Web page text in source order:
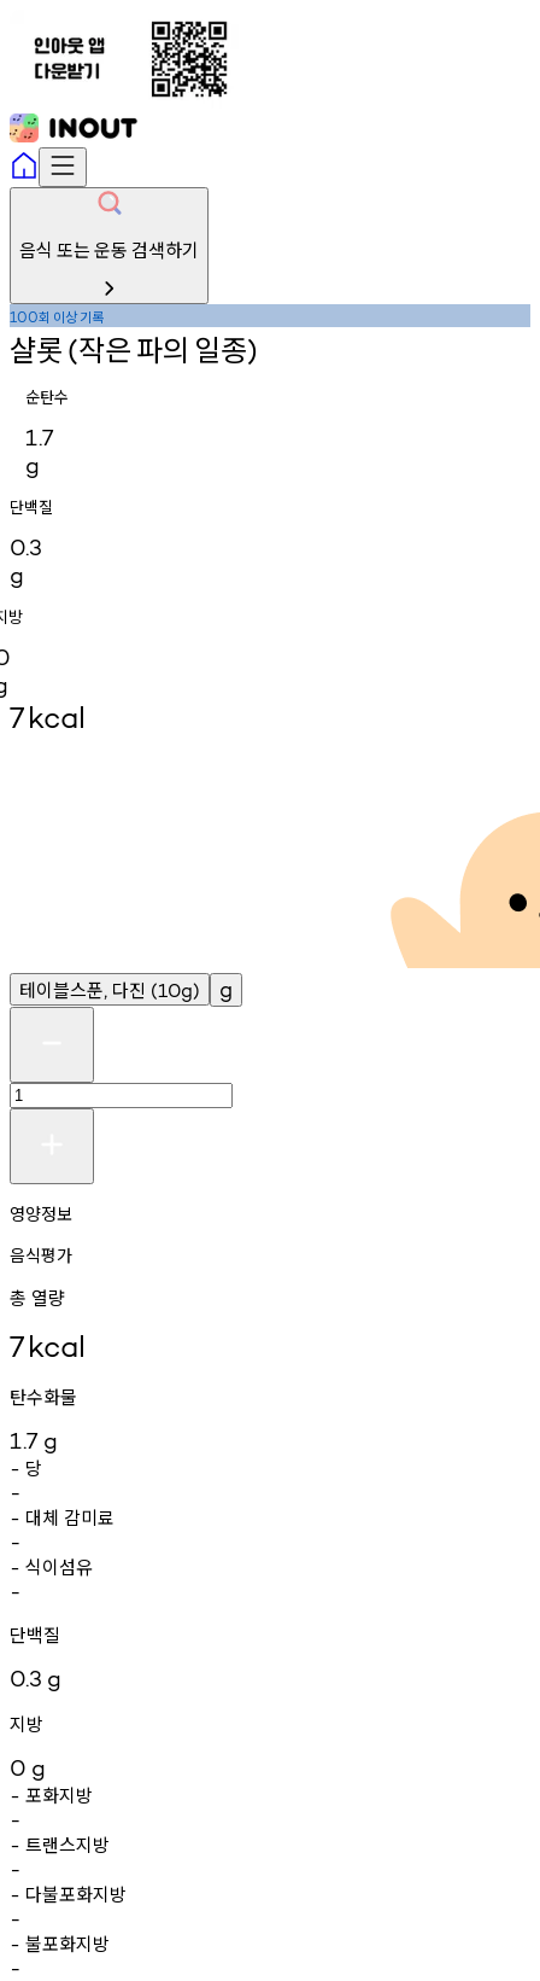
음식 또는 운동 검색하기
100회 이상기록
샬롯(작은파의 일종)
순탄수
1.7
g
단백질
0.3
g
방
7kcal
테이블스푼, 다진 (10g) g
영양정보
음식평가
총 열량
7kcal
탄수화물
1.7 g
- 당
-
- 대체 감미료
-
- 식이섬유
-
단백질
0.3 g
지방
0 g
- 포화지방
-
- 트랜스지방
-
- 다불포화지방
-
- 불포화지방
-